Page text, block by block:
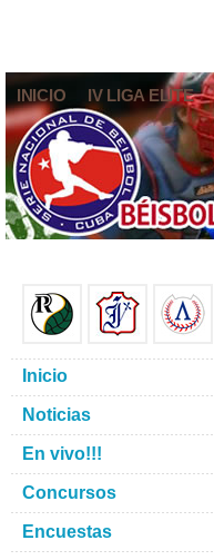
INICIO IV LIGA ELITE
Inicio
Noticias
En vivo!!!
Concursos
Encuestas